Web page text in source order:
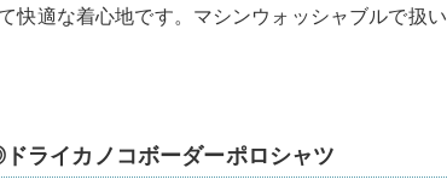
快適な着心地です。マシンウォッシャブルで扱い
ライカノコボーダーポロシャツ